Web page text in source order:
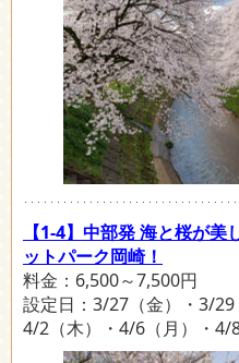
【1-4】中部発 海と桜が
ットパーク岡崎！
料金：6,500～7,500円
設定日：3/27（金）・3/29
4/2（木）・4/6（月）・4/8